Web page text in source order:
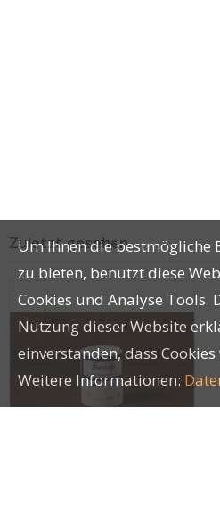
Zuletzt gesehen
Um Ihnen die bestmögliche
zu bieten, benutzt diese
Cookies und Analyse Tools.
Nutzung dieser Website
einverstanden, dass
Weitere Informationen: